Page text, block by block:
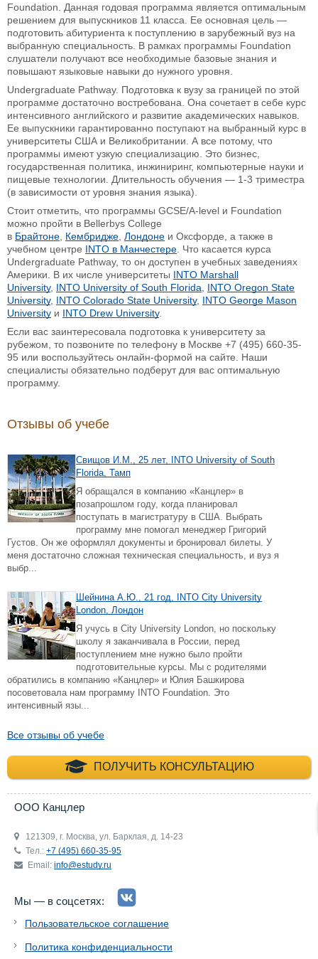
Foundation. Данная годовая программа является оптимальным
решением для выпускников 11 класса. Ее основная цель —
подготовить абитуриента к поступлению в зарубежный вуз на
выбранную специальность. В рамках программы Foundation
слушатели получают все необходимые базовые знания и
повышают языковые навыки до нужного уровня.
Undergraduate Pathway. Подготовка к вузу за границей по этой
программе достаточно востребована. Она сочетает в себе курс
интенсивного английского и развитие академических навыков.
Ее выпускники гарантированно поступают на выбранный курс в
университеты США и Великобритании. А все потому, что
программы имеют узкую специализацию. Это бизнес,
государственная политика, инжиниринг, компьютерные науки и
пищевые технологии. Длительность обучения — 1-3 триместра
(в зависимости от уровня знания языка).
Стоит отметить, что программы GCSE/A-level и Foundation
можно пройти в Bellerbys College
в Брайтоне Кембридже Лондоне и Оксфорде, а также в
учебном центре INTO в Манчестере . Что касается курса
Undergraduate Pathway, то он доступен в учебных заведениях
Америки. В их числе университеты INTO Marshall
University, INTO University of South Florida
INTO Oregon State
University, INTO Colorado State University, INTO George Mason
University и INTO Drew University.
Если вас заинтересовала подготовка к университету за
рубежом, то позвоните по телефону в Москве +7 (495) 660-35-
95 или воспользуйтесь онлайн-формой на сайте. Наши
специалисты обязательно подберут для вас оптимальную
программу.
Отзывы об учебе
Свищов И.М., 25 лет, INTO University of South
Florida, Тамп
Я обращался в компанию «Канцлер» в
позапрошлом году, когда планировал
поступать в магистратуру в США. Выбрать
программу мне помогал менеджер Григорий
Густов. Он же оформлял документы и бронировал билеты. У
меня достаточно сложная техническая специальность, и вуз я
выбр...
Шейнина А.Ю., 21 год, INTO City University
London, Лондон
Я учусь в City University London, но поскольку
школу я заканчивала в России, перед
поступлением мне нужно было пройти
подготовительные курсы. Мы с родителями
обратились в компанию «Канцлер» и Юлия Башкирова
посоветовала нам программу INTO Foundation. Это
интенсивный язы...
Все отзывы об учебе
ПОЛУЧИТЬ КОНСУЛЬТАЦИЮ
+7 (495) 660-35-
ООО Канцлер
121309, г. Москва, ул. Барклая, д. 14-23
Тел.: +7 (495) 660-35-95
Email: info@estudy.ru
Мы — в соцсетях:
Пользовательское соглашение
Политика конфиденциальности